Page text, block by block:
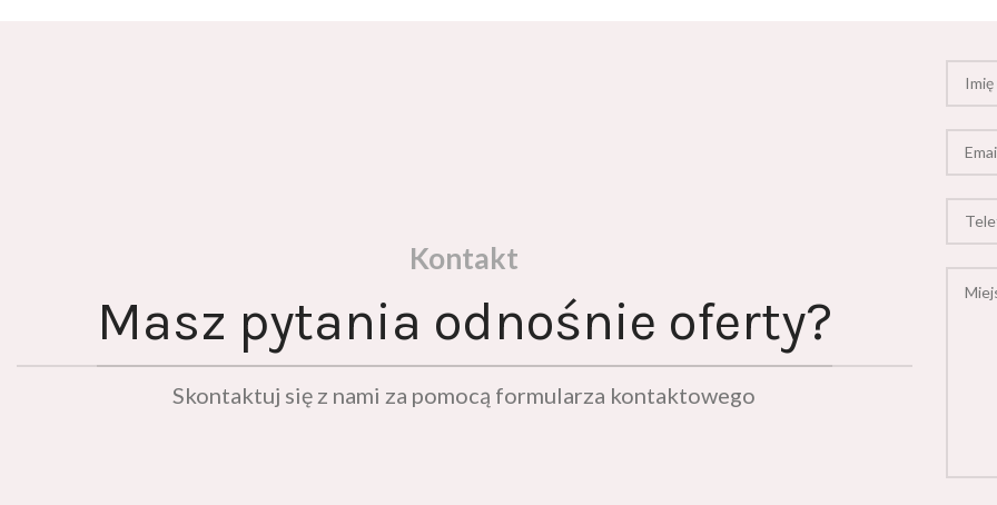
Kontakt
Masz pytania odnośnie oferty?
Skontaktuj się z nami za pomocą formularza kontaktowego